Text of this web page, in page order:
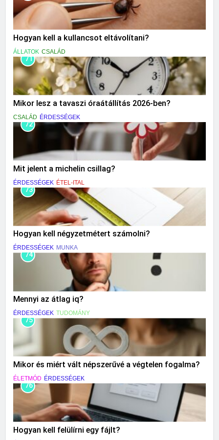
Hogyan kell a kullancsot eltávolítani?
ÁLLATOK CSALÁD
71
Mikor lesz a tavaszi óraátállítás 2026-ben?
CSALÁD ÉRDESSÉGEK
72
Mit jelent a michelin csillag?
ÉRDESSÉGEK ÉTEL-ITAL
73
Hogyan kell négyzetmétert számolni?
ÉRDESSÉGEK MUNKA
74
Mennyi az átlag iq?
ÉRDESSÉGEK TUDOMÁNY
75
Mikor és miért vált népszerűvé a végtelen fogalma?
ÉLETMÓD ÉRDESSÉGEK
76
Hogyan kell felülírni egy fájlt?